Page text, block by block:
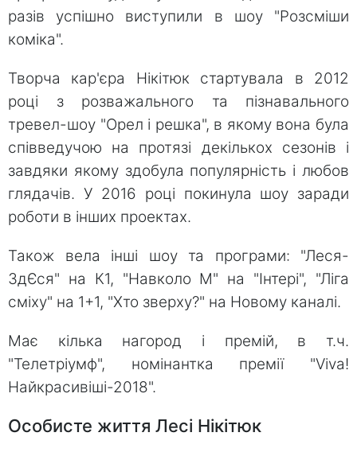
разів успішно виступили в шоу "Розсміши
коміка".
Творча кар'єра Нікітюк стартувала в 2012
році з розважального та пізнавального
тревел-шоу "Орел і решка", в якому вона була
співведучою на протязі декількох сезонів і
завдяки якому здобула популярність і любов
глядачів. У 2016 році покинула шоу заради
роботи в інших проектах.
Також вела інші шоу та програми: "Леся-
ЗдЄся" на К1, "Навколо М" на "Інтері", "Ліга
сміху" на 1+1, "Хто зверху?" на Новому каналі.
Має кілька нагород і премій, в т.ч.
"Телетріумф", номінантка премії "Viva!
Найкрасивіші-2018".
Особисте життя Лесі Нікітюк